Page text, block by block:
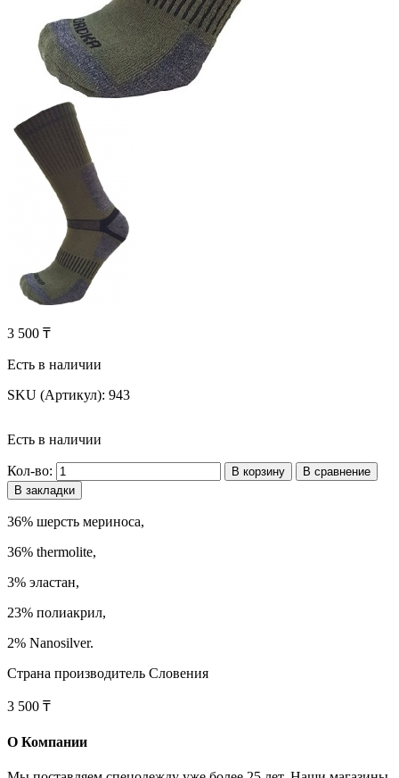
3 500 ₸
Есть в наличии
SKU (Артикул): 943
Есть в наличии
Кол-во: В корзину
В сравнение
В закладки
36% шерсть мериноса,
36% thermolite,
3% эластан,
23% полиакрил,
2% Nanosilver.
Страна производитель Словения
3 500 ₸
О Компании